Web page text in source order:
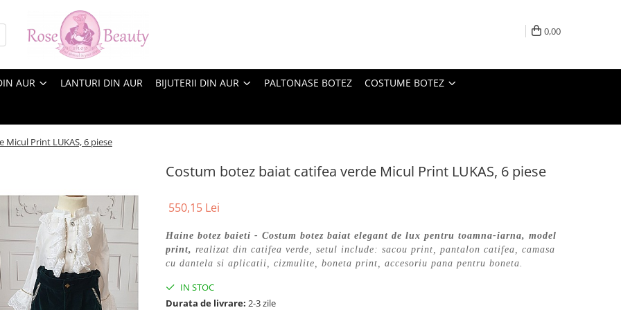
0,00
AUR LANTURI DIN AUR BIJUTERII DIN AUR PALTONASE BOTEZ COSTUME BOTEZ
Print LUKAS, 6 piese
Costum botez baiat catifea verde Micul Print LUKAS, 6 piese
550,15 Lei
Haine botez baieti - Costum botez baiat elegant de lux pentru toamna-iarna, model
print, realizat din catifea verde, setul include: sacou print, pantalon catifea, camasa
cu dantela si aplicatii, cizmulite, boneta print, accesoriu pana pentru boneta.
IN STOC
Durata de livrare: 2-3 zile